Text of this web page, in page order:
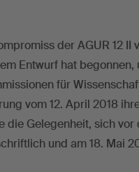
der AGUR 12 II
Entwurf hat begonnen,
für
vom 12. April 2018
die Gelegenheit, sich
und am 18. Mai